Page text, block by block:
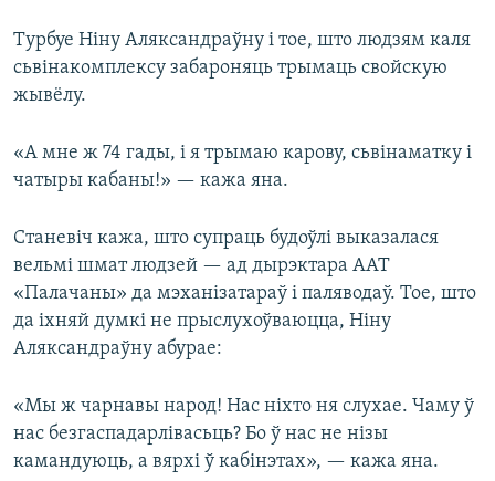
Турбуе Ніну Аляксандраўну і тое, што людзям каля
сьвінакомплексу забароняць трымаць свойскую
жывёлу.
«А мне ж 74 гады, і я трымаю карову, сьвінаматку і
чатыры кабаны!» — кажа яна.
Станевіч кажа, што супраць будоўлі выказалася
вельмі шмат людзей — ад дырэктара ААТ
«Палачаны» да мэханізатараў і паляводаў. Тое, што
да іхняй думкі не прыслухоўваюцца, Ніну
Аляксандраўну абурае:
«Мы ж чарнавы народ! Нас ніхто ня слухае. Чаму ў
нас безгаспадарлівасьць? Бо ў нас не нізы
камандуюць, а вярхі ў кабінэтах», — кажа яна.